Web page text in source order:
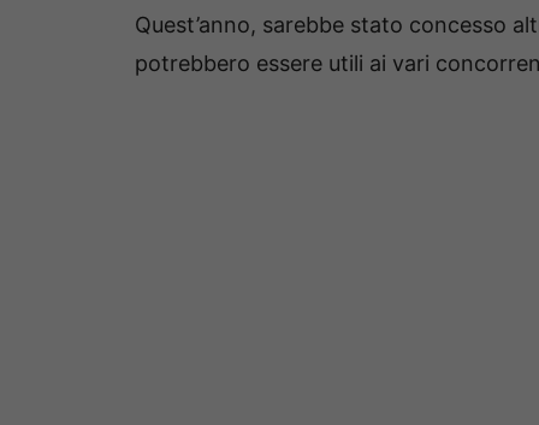
Quest’anno, sarebbe stato concesso
potrebbero essere utili ai vari